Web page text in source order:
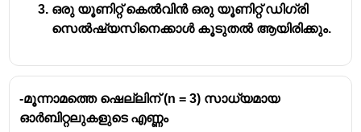
ഒരു യൂണിറ്റ് കെൽവിൻ ഒരു യൂണിറ്റ് ഡിഗ്രി
സെൽഷ്യസിനെക്കാൾ കൂടുതൽ ആയിരിക്കും.
-മൂന്നാമത്തെ ഷെല്ലിന് (n = 3) സാധ്യമായ
ഓർബിറ്റലുകളുടെ എണ്ണം